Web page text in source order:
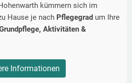
kümmern sich im
Hause je nach Pflegegrad um Ihre
Aktivitäten &
Informationen